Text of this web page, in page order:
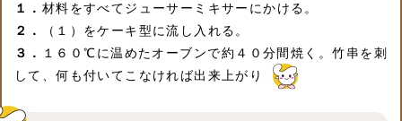
１． 材料をすべてジューサーミキサーにかける。
２．
（１）をケーキ型に流し入れる。
３．
１６０℃に温めたオーブンで約４０分間焼く。竹串を刺
して、何も付いてこなければ出来上がり